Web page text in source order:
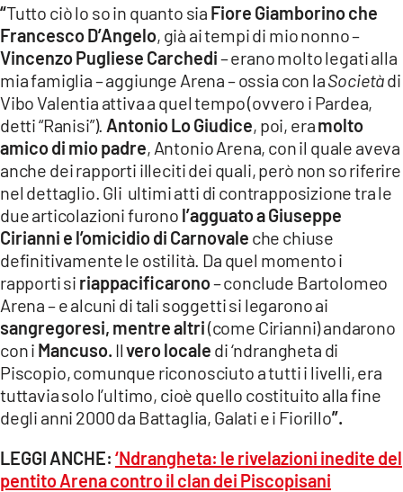
“Tutto ciò lo so in quanto sia Fiore Giamborino che
Francesco D’Angelo, già ai tempi di mio nonno –
Vincenzo Pugliese Carchedi– erano molto legati alla
mia famiglia – aggiunge Arena – ossia con laSocietàdi
Vibo Valentia attiva a quel tempo (ovvero i Pardea,
detti “Ranisi”). Antonio Lo Giudice, poi, eramolto
amico di mio padre, Antonio Arena, con il quale aveva
anche dei rapporti illeciti dei quali, però non so riferire
nel dettaglio. Gli ultimi atti di contrapposizione tra le
due articolazioni furono l’agguato a Giuseppe
Cirianni e l’omicidio di Carnovale che chiuse
definitivamente le ostilità. Da quel momento i
rapporti si riappacificarono– conclude Bartolomeo
Arena – e alcuni di tali soggetti si legarono ai
sangregoresi, mentre altri(come Cirianni) andarono
con i Mancuso. Ilvero locale di ‘ndrangheta di
Piscopio, comunque riconosciuto a tutti i livelli, era
tuttavia solo l’ultimo, cioè quello costituito alla fine
degli anni 2000 da Battaglia, Galati e i Fiorillo”.
LEGGI ANCHE: ‘Ndrangheta: le rivelazioni inedite del
pentito Arena contro il clan dei Piscopisani